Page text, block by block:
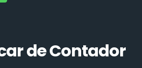
de Contador